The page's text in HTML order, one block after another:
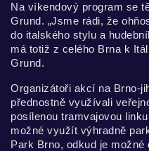
Na víkendový program se
Grund. „Jsme rádi, že
do italského stylu a
má totiž z celého Brna k
Grund.
Organizátoři akcí na Brno-
přednostně využívali
posílenou tramvajovou
možné využít výhradně
Park Brno, odkud je